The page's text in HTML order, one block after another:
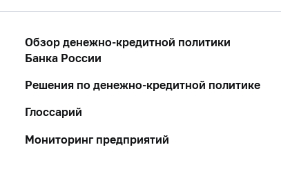
Обзор денежно-кредитной политики
Банка России
Решения по денежно-кредитной политике
Глоссарий
Мониторинг предприятий